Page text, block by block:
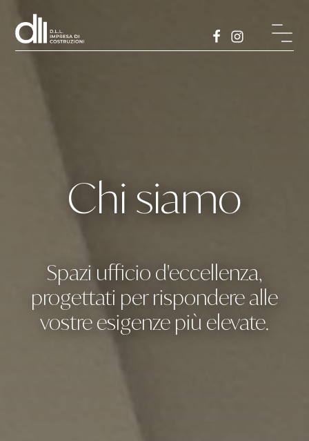
Chi siamo
Spazi ufficio d'eccellenza,
progettati per rispondere alle
vostre esigenze più elevate.